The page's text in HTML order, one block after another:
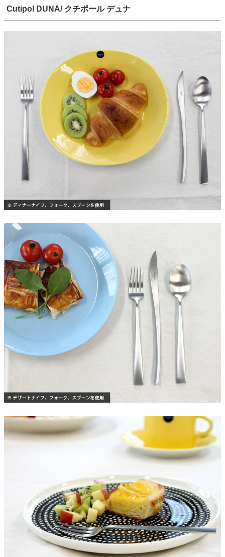
Cutipol DUNA/ クチポール デュナ